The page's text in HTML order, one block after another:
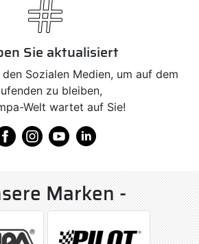
Sie aktualisiert
Sozialen Medien, um auf dem
zu bleiben,
Welt wartet auf Sie!
Marken -